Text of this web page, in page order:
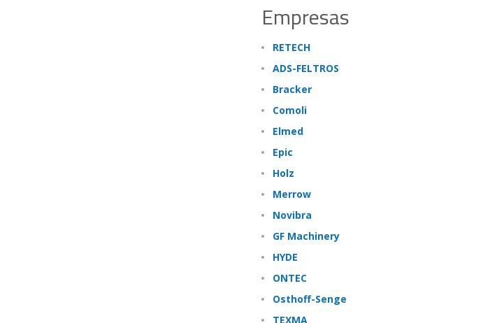
Empresas
RETECH
ADS-FELTROS
Bracker
Comoli
Elmed
Epic
Holz
Merrow
Novibra
GF Machinery
HYDE
ONTEC
Osthoff-Senge
TEXMA